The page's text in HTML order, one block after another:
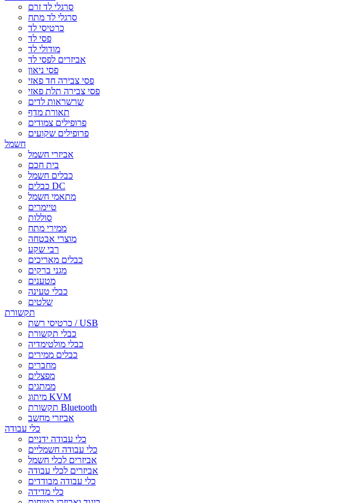
סרגלי לד זרם
סרגלי לד מתח
כרטיסי לד
פסי לד
מודולי לד
אביזרים לפסי לד
פסי ניאון
פסי צבירה חד פאזי
פסי צבירה תלת פאזי
שרשראות לדים
תאורת מדף
פרופילים צמודים
פרופילים שקועים
חשמל
אביזרי חשמל
בית חכם
כבלים חשמל
כבלים DC
מתאמי חשמל
טיימרים
סוללות
ממירי מתח
מוצרי אבטחה
רבי שקע
כבלים מאריכים
מגני ברקים
מטענים
כבלי טעינה
שלטים
תקשורת
כרטיסי רשת / USB
כבלי תקשורת
כבלי מולטימדיה
כבלים ממירים
מחברים
מפצלים
ממתגים
מיתוג KVM
תקשורת Bluetooth
אביזרי מחשב
כלי עבודה
כלי עבודה ידניים
כלי עבודה חשמליים
אביזרים לכלי חשמל
אביזרים לכלי עבודה
כלי עבודה מבודדים
כלי מדידה